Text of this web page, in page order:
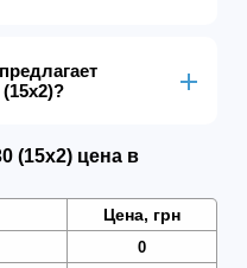
(15х2) цена в
Цена, грн
0